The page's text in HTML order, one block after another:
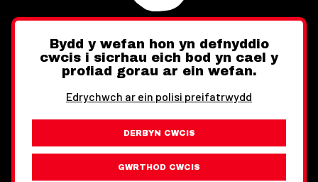
Twitter FacebookInstagram
Ewch i'r Wefan Toward
Gwybodaeth Cyfreithiol
Bydd y wefan hon yn defnyddio
cwcis i sicrhau eich bod yn cael y
profiad gorau ar ein wefan.
Edrychwch ar ein polisi preifatrwydd
DERBYN CWCIS
GWRTHOD CWCIS